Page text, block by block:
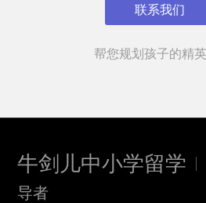
联系我们
帮您规划孩子的精
牛剑儿中小学留学
导者